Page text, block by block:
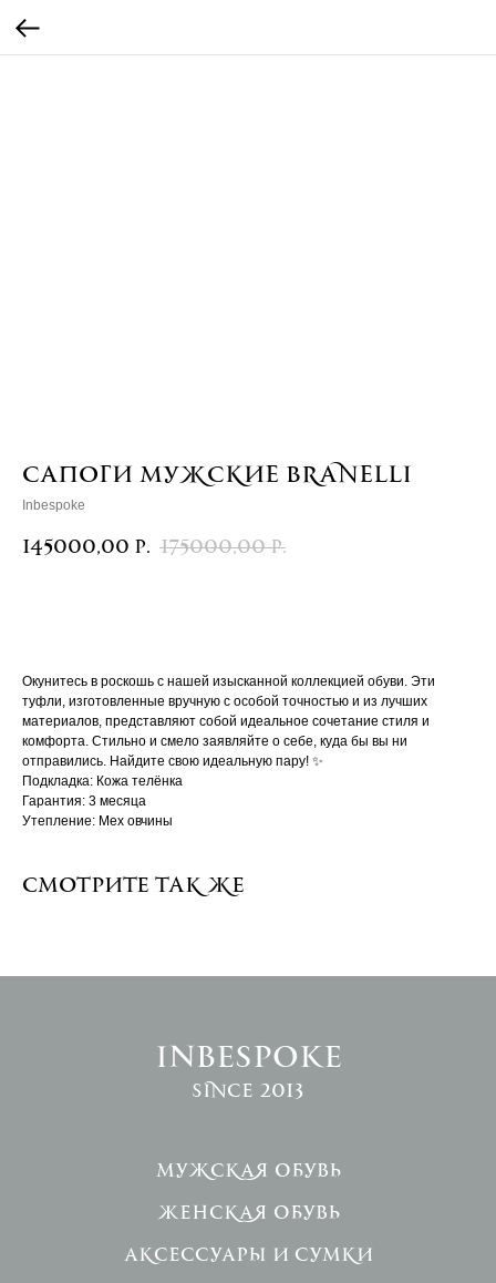
Сапоги мужские Branelli
Inbespoke
145000,00 р. 175000,00 р.
Окунитесь в роскошь с нашей изысканной коллекцией обуви. Эти
туфли, изготовленные вручную с особой точностью и из лучших
материалов, представляют собой идеальное сочетание стиля и
комфорта. Стильно и смело заявляйте о себе, куда бы вы ни
отправились. Найдите свою идеальную пару! ✨
Подкладка: Кожа телёнка
Гарантия: 3 месяца
Утепление: Мех овчины
Смотрите так же
INBESPOKE
since 2013
Мужская обувь
Женская обувь
Аксессуары и сумки